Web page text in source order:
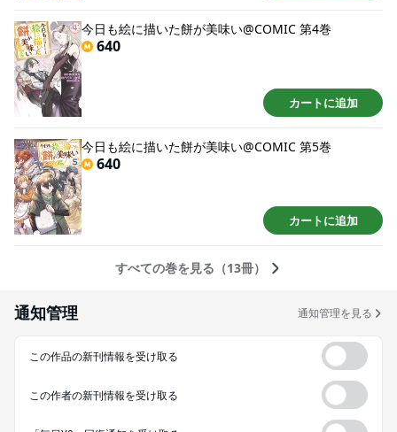
今日も絵に描いた餅が美味い@COMIC 第4巻
640
カートに追加
今日も絵に描いた餅が美味い@COMIC 第5巻
640
カートに追加
すべての巻を見る（13冊）
通知管理 通知管理を見る
この作品の新刊情報を受け取る
この作者の新刊情報を受け取る